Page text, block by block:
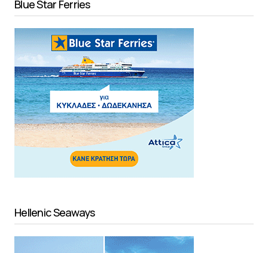
Blue Star Ferries
Hellenic Seaways